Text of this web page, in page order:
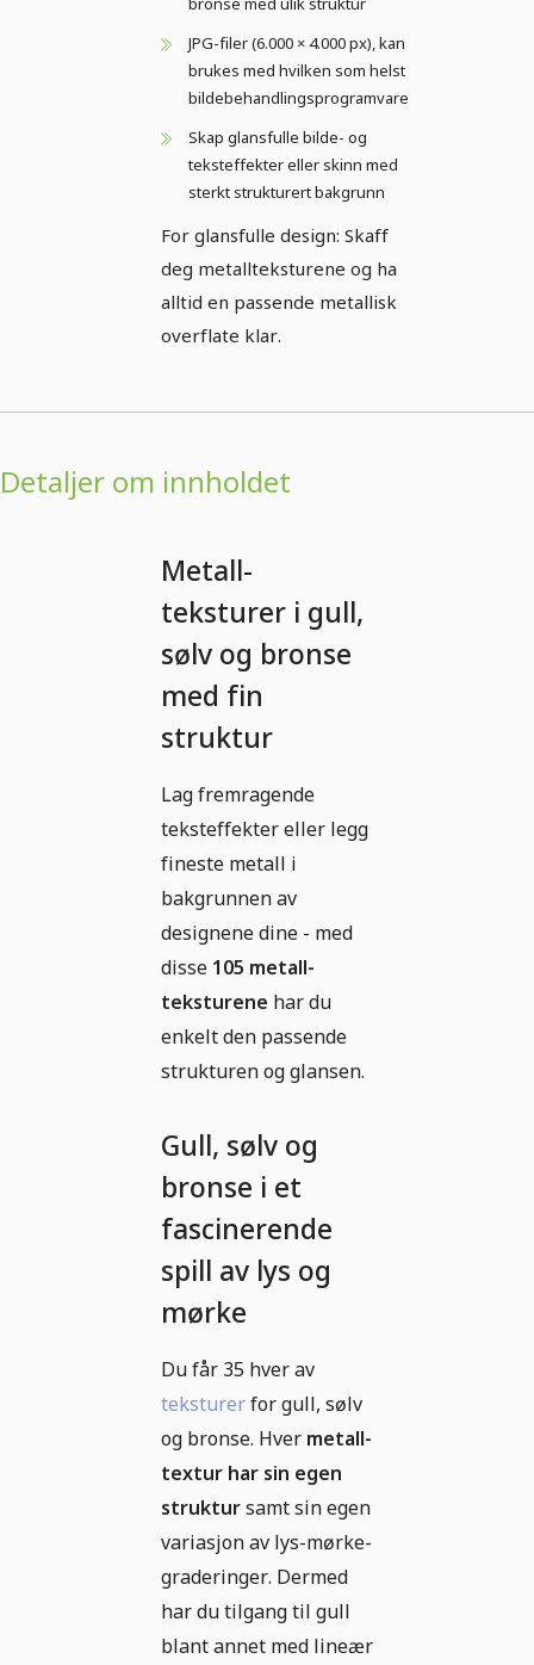
JPG-filer (6.000 × 4.000 px), kan
brukes med hvilken som helst
bildebehandlingsprogramvare
Skap glansfulle bilde- og
teksteffekter eller skinn med
sterkt strukturert bakgrunn
For glansfulle design: Skaff
deg metallteksturene og ha
alltid en passende metallisk
overflate klar.
Detaljer om innholdet
Metall-
teksturer i gull,
sølv og bronse
med fin
struktur
Lag fremragende
teksteffekter eller legg
fineste metall i
bakgrunnen av
designene dine - med
disse 105 metall-
teksturene har du
enkelt den passende
strukturen og glansen.
Gull, sølv og
bronse i et
fascinerende
spill av lys og
mørke
Du får 35 hver av
teksturerfor gull, sølv
og bronse. Hver metall-
textur har sin egen
struktursamt sin egen
variasjon av lys-mørke-
graderinger. Dermed
har du tilgang til gull
blant annet med lineær